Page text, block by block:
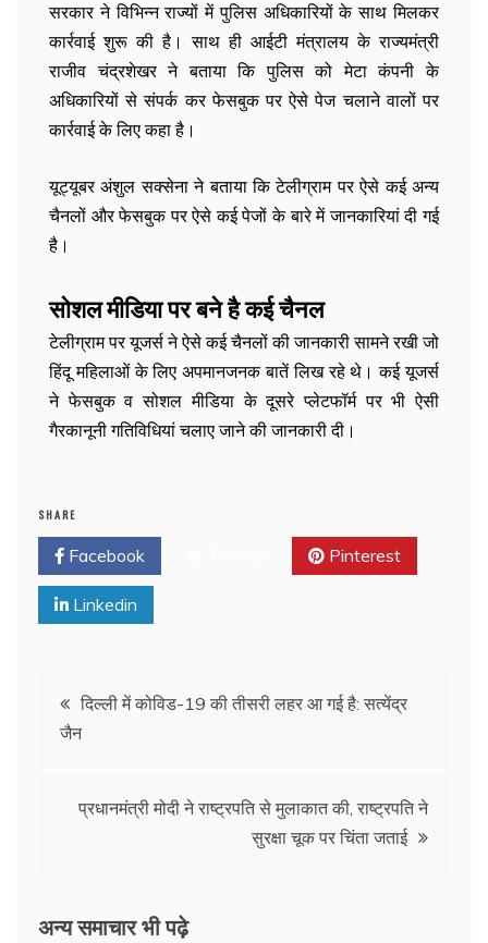
सरकार ने विभिन्न राज्यों में पुलिस अधिकारियों के साथ मिलकर
कार्रवाई शुरू की है। साथ ही आईटी मंत्रालय के राज्यमंत्री
राजीव चंद्रशेखर ने बताया कि पुलिस को मेटा कंपनी के
अधिकारियों से संपर्क कर फेसबुक पर ऐसे पेज चलाने वालों पर
कार्रवाई के लिए कहा है।
यूट्यूबर अंशुल सक्सेना ने बताया कि टेलीग्राम पर ऐसे कई अन्य
चैनलों और फेसबुक पर ऐसे कई पेजों के बारे में जानकारियां दी गई
है।
सोशल मीडिया पर बने है कई चैनल
टेलीग्राम पर यूजर्स ने ऐसे कई चैनलों की जानकारी सामने रखी जो
हिंदू महिलाओं के लिए अपमानजनक बातें लिख रहे थे। कई यूजर्स
ने फेसबुक व सोशल मीडिया के दूसरे प्लेटफॉर्म पर भी ऐसी
गैरकानूनी गतिविधियां चलाए जाने की जानकारी दी।
SHARE
Facebook Pinterest
Linkedin
दिल्ली में कोविड-19 की तीसरी लहर आ गई है: सत्येंद्र
जैन
प्रधानमंत्री मोदी ने राष्ट्रपति से मुलाकात की, राष्ट्रपति ने
सुरक्षा चूक पर चिंता जताई
अन्य समाचार भी पढ़े